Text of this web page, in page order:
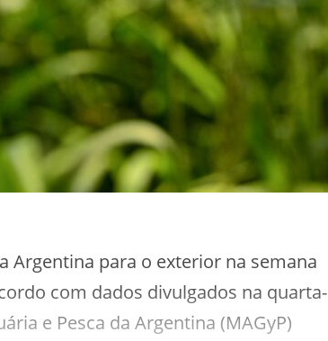
Argentina para o exterior na semana
com dados divulgados na quarta-
e Pesca da Argentina (MAGyP)